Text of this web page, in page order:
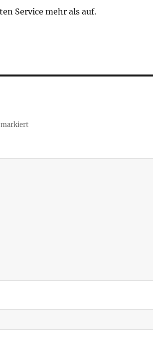
Service mehr als auf.
markiert